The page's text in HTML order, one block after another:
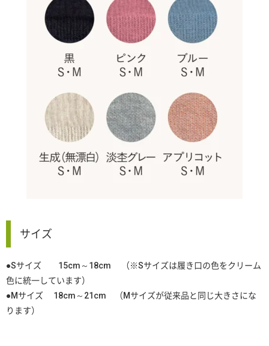
サイズ
●Sサイズ 15cm～18cm （※Sサイズは履き口の色をクリーム
色に統一しています）
●Mサイズ 18cm～21cm （Mサイズが従来品と同じ大きさにな
ります）